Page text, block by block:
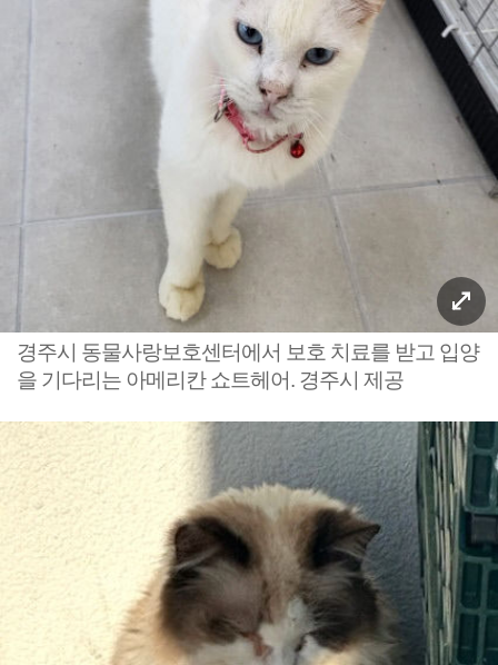
경주시 동물사랑보호센터에서 보호 치료를 받고 입양
을 기다리는 아메리칸 쇼트헤어. 경주시 제공